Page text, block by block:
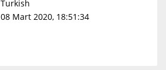
Turkish
08 Mart 2020, 18:51:34